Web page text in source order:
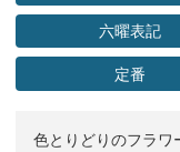
六曜表記
定番
色とりどりのフラワ